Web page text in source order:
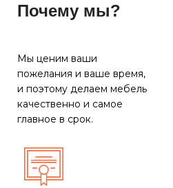
Почему мы?
Мы ценим ваши
пожелания и ваше время,
и поэтому делаем мебель
качественно и самое
главное в срок.